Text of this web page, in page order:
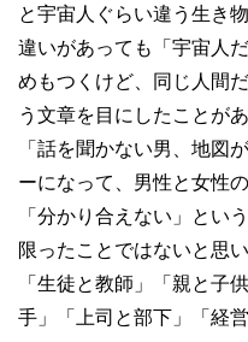
と宇宙人ぐらい違う生き
違いがあっても「宇宙人
めもつくけど、同じ人間
う文章を目にしたことがあ
「話を聞かない男、地図
ーになって、男性と女性
「分かり合えない」とい
限ったことではないと思い
「生徒と教師」「親と子
手」「上司と部下」「経